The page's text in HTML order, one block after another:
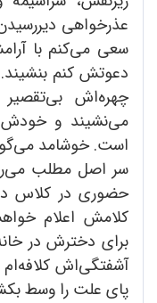
عذرخواهی
سعی می‌کنم با
دعوتش کنم
چهره‌اش
می‌نشیند و خودش
است. خوشامد
سر اصل مطلب
حضوری در کلاس
کلامش اعلام
برای دخترش در
آشفتگی‌اش
پای علت را وسط